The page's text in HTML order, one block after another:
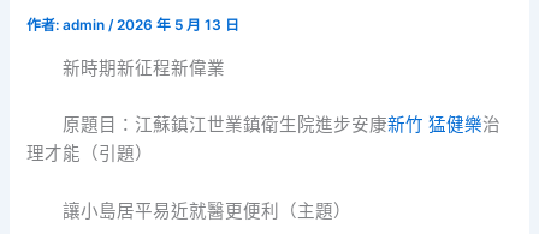
作者:admin/2026 年 5 月 13 日
新時期新征程新偉業
原題目：江蘇鎮江世業鎮衛生院進步安康新竹 猛健樂治
理才能（引題）
讓小島居平易近就醫更便利（主題）